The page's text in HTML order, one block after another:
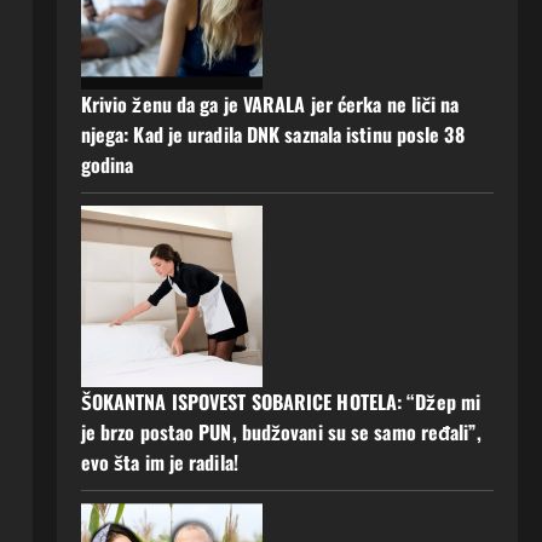
Krivio ženu da ga je VARALA jer ćerka ne liči na
njega: Kad je uradila DNK saznala istinu posle 38
godina
ŠOKANTNA ISPOVEST SOBARICE HOTELA: “Džep mi
je brzo postao PUN, budžovani su se samo ređali”,
evo šta im je radila!